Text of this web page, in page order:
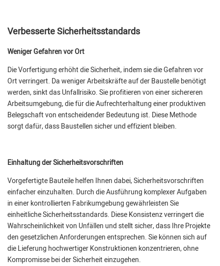
Verbesserte Sicherheitsstandards
Weniger Gefahren vor Ort
Die Vorfertigung erhöht die Sicherheit, indem sie die Gefahren vor
Ort verringert. Da weniger Arbeitskräfte auf der Baustelle benötigt
werden, sinkt das Unfallrisiko. Sie profitieren von einer sichereren
Arbeitsumgebung, die für die Aufrechterhaltung einer produktiven
Belegschaft von entscheidender Bedeutung ist. Diese Methode
sorgt dafür, dass Baustellen sicher und effizient bleiben.
Einhaltung der Sicherheitsvorschriften
Vorgefertigte Bauteile helfen Ihnen dabei, Sicherheitsvorschriften
einfacher einzuhalten. Durch die Ausführung komplexer Aufgaben
in einer kontrollierten Fabrikumgebung gewährleisten Sie
einheitliche Sicherheitsstandards. Diese Konsistenz verringert die
Wahrscheinlichkeit von Unfällen und stellt sicher, dass Ihre Projekte
den gesetzlichen Anforderungen entsprechen. Sie können sich auf
die Lieferung hochwertiger Konstruktionen konzentrieren, ohne
Kompromisse bei der Sicherheit einzugehen.